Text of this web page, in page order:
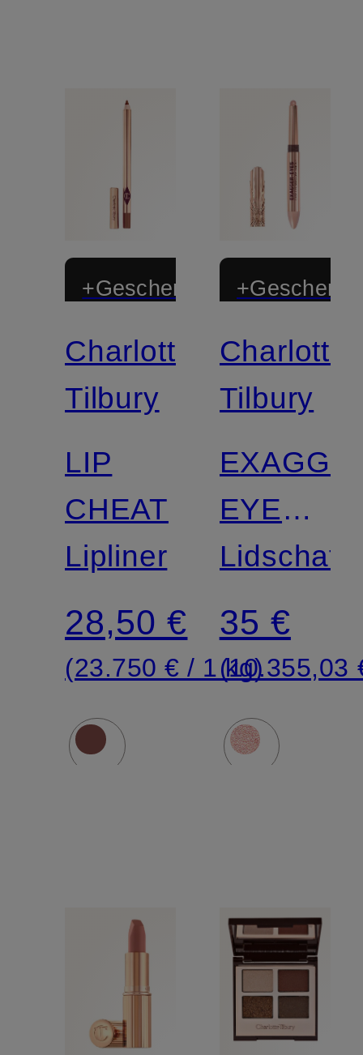
+Geschenk
Zertifiziert
Charlotte
Tilbury
LIP
CHEAT
Lipliner
28,50 €
(23.750 € / 1 kg)
+Geschenk
Zertifiziert
Charlotte
Tilbury
EYES
EASY
STICK
35 €
(10.355,03